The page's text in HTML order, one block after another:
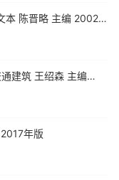
本 陈晋略 主编 2002年
建筑 王绍森 主编
年版